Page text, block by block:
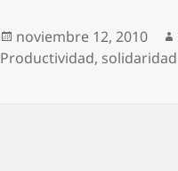
Publicado
el
noviembre 12, 2010
Productividad, solidaridad